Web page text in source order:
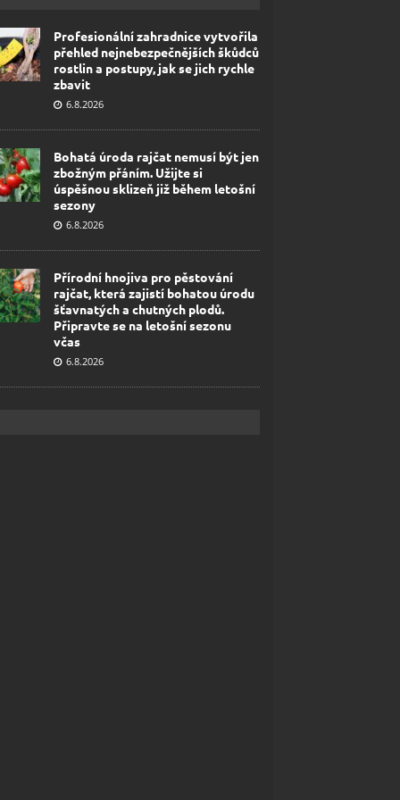
Profesionální zahradnice vytvořila
přehled nejnebezpečnějších škůdců
rostlin a postupy, jak se jich rychle
zbavit
6.8.2026
Bohatá úroda rajčat nemusí být jen
zbožným přáním. Užijte si
úspěšnou sklizeň již během letošní
sezony
6.8.2026
Přírodní hnojiva pro pěstování
rajčat, která zajistí bohatou úrodu
šťavnatých a chutných plodů.
Připravte se na letošní sezonu
včas
6.8.2026